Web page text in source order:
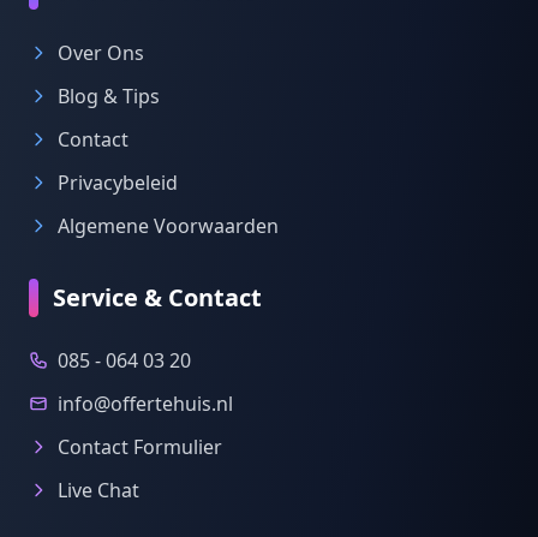
Over Ons
Blog & Tips
Contact
Privacybeleid
Algemene Voorwaarden
Service & Contact
085 - 064 03 20
info@offertehuis.nl
Contact Formulier
Live Chat